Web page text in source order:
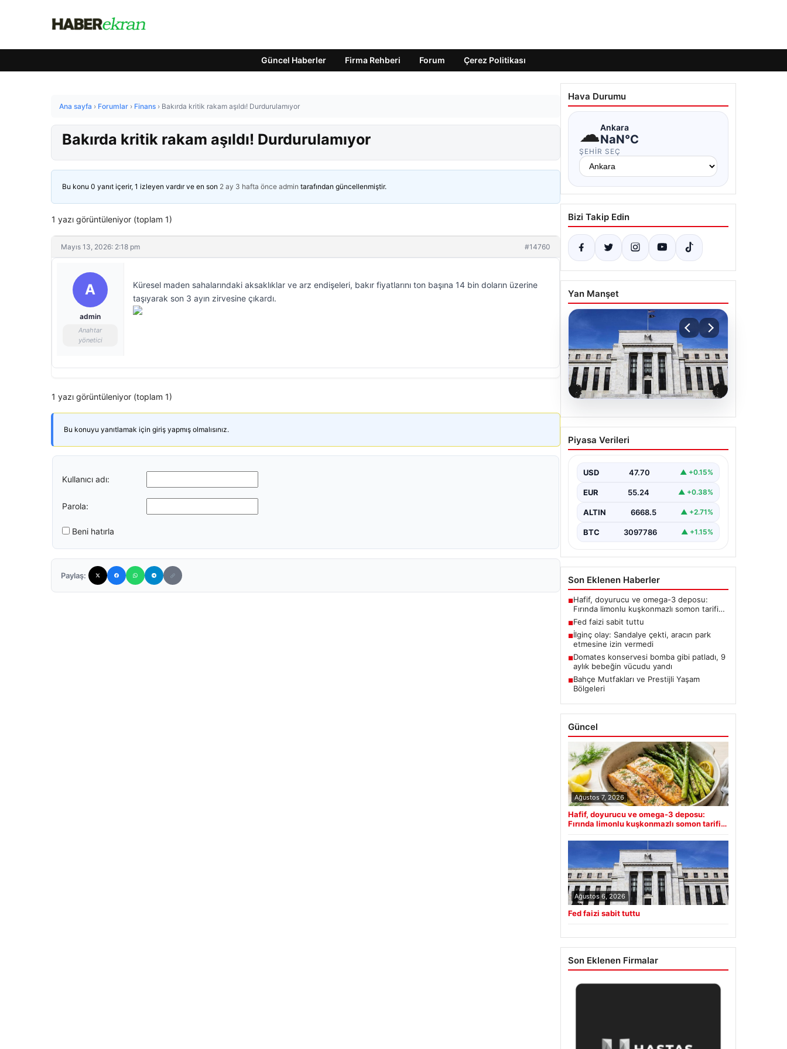
Güncel Haberler Firma Rehberi Forum Çerez Politikası
Ana sayfa › Forumlar › Finans › Bakırda kritik rakam aşıldı! Durdurulamıyor
Bakırda kritik rakam aşıldı! Durdurulamıyor
Bu konu 0 yanıt içerir, 1 izleyen vardır ve en son 2 ay 3 hafta önce admin tarafından güncellenmiştir.
1 yazı görüntüleniyor (toplam 1)
Mayıs 13, 2026: 2:18 pm #14760
A
admin
Anahtar
yönetici
Küresel maden sahalarındaki aksaklıklar ve arz endişeleri, bakır fiyatlarını ton başına 14 bin doların üzerine
taşıyarak son 3 ayın zirvesine çıkardı.
1 yazı görüntüleniyor (toplam 1)
Bu konuyu yanıtlamak için giriş yapmış olmalısınız.
Kullanıcı adı:
Parola:
Beni hatırla
Paylaş:
Hava Durumu
☁Ankara
NaN°C
ŞEHIR SEÇ
Bizi Takip Edin
Yan Manşet
Fed faizi sabit tuttu
Piyasa Verileri
USD 47.70 ▲ +0.15%
EUR 55.24 ▲ +0.38%
ALTIN 6668.5 ▲ +2.71%
BTC 3097786 ▲ +1.15%
Son Eklenen Haberler
■Hafif, doyurucu ve omega-3 deposu:
Fırında limonlu kuşkonmazlı somon tarifi…
■Fed faizi sabit tuttu
■İlginç olay: Sandalye çekti, aracın park
etmesine izin vermedi
■Domates konservesi bomba gibi patladı, 9
aylık bebeğin vücudu yandı
■Bahçe Mutfakları ve Prestijli Yaşam
Bölgeleri
Güncel
Ağustos 7, 2026
Hafif, doyurucu ve omega-3 deposu:
Fırında limonlu kuşkonmazlı somon tarifi…
Ağustos 6, 2026
Fed faizi sabit tuttu
Son Eklenen Firmalar